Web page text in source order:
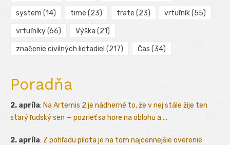
system (14) time (23) trate (23) vrtuľník(55)
vrtuľníky(66) Výška (21)
značenie civilných lietadiel (217) Čas (34)
Poradňa
2. apríla: Na Artemis 2 je nádherné to, že v nej stále žije ten
starý ľudský sen — pozrieť sa hore na oblohu a ...
2. apríla: Z pohľadu pilota je na tom najcennejšie overenie